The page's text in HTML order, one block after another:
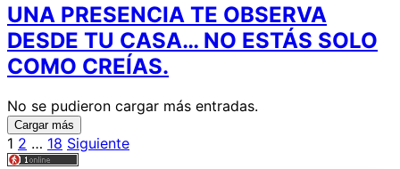
UNA PRESENCIA TE OBSERVA
DESDE TU CASA… NO ESTÁS SOLO
COMO CREÍAS.
No se pudieron cargar más entradas.
Cargar más
Paginación
1 2 … 18 Siguiente